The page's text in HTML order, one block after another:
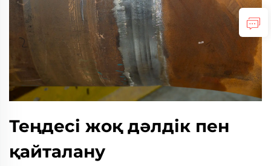
Теңдесі жоқ дәлдік пен
қайталану